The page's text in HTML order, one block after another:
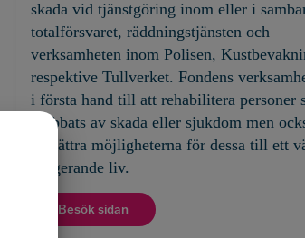
skada vid tjänstgöring inom eller i
totalförsvaret, räddningstjänsten och
verksamheten inom Polisen,
respektive Tullverket. Fondens
i första hand till att rehabilitera personer
drabbats av skada eller sjukdom men
förbättra möjligheterna för dessa till ett
fungerande liv.
Besök sidan